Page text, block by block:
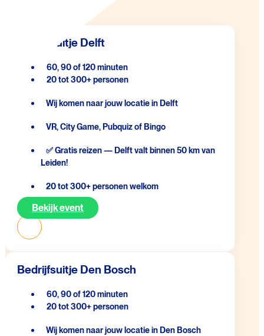
Bedrijfsuitje Delft
60, 90 of 120 minuten
20 tot 300+ personen
Wij komen naar jouw locatie in Delft
VR, City Game, Pubquiz of Bingo
✅ Gratis reizen — Delft valt binnen 50 km van
Leiden!
20 tot 300+ personen welkom
Bekijk event
Bedrijfsuitje Den Bosch
60, 90 of 120 minuten
20 tot 300+ personen
Wij komen naar jouw locatie in Den Bosch